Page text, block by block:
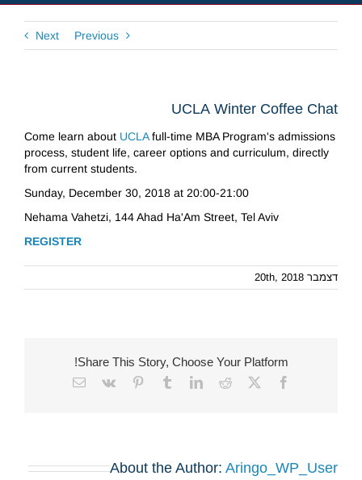
Previous
Next
UCLA Winter Coffee Chat
Come learn about UCLAfull-time MBA Program's admissions
process, student life, career options and curriculum, directly
from current students.
Sunday, December 30, 2018 at 20:00-21:00
Nehama Vahetzi, 144 Ahad Ha'Am Street, Tel Aviv
REGISTER
דצמבר 20th, 2018
Share This Story, Choose Your Platform!
Facebook
X
Reddit
LinkedIn
Tumblr
Pinterest
Vk
Email
About the Author: Aringo_WP_User